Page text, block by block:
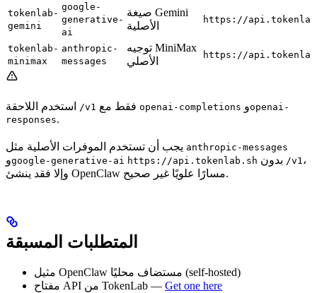
tokenlab-
gemini
google-
generative-
ai
صيغة Gemini
الأصلية
https://
tokenlab-
minimax
anthropic-
messages
توجيه MiniMax
الأصلي
https://
/v1 openai-completions وopenai-
responses.
anthropic-messages
وgoogle-generative-ai https://api.tokenlab.sh /v1 ،
وإلا فقد ينشئ OpenClaw مسارًا علويًا غير صحيح.
المتطلبات المسبقة
مثيل OpenClaw مستضاف محليًا (self-hosted)
مفتاح API من TokenLab — Get one here